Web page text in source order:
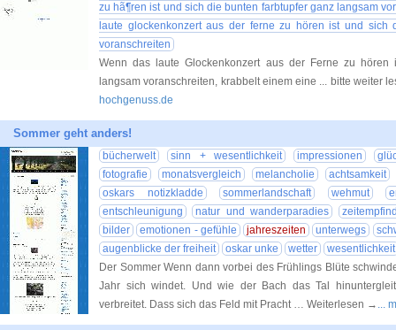
zu hã¶ren ist und sich die bunten farbtupfer ganz langsam
laute glockenkonzert aus der ferne zu hören ist und sich
voranschreiten
Wenn das laute Glockenkonzert aus der Ferne zu
langsam voranschreiten, krabbelt einem eine ... bitte weiter
hochgenuss.de
Sommer geht anders!
bücherwelt sinn + wesentlichkeit impressionen
fotografie
monatsvergleich melancholie
achtsamkeit
oskars notizkladde
sommerlandschaft wehmut
entschleunigung
natur und wanderparadies
bilder
emotionen - gefühle jahreszeiten unterwegs
augenblicke der freiheit
oskar unke wetter
wesentlichkeit
Der Sommer Wenn dann vorbei des Frühlings Blüte
Jahr sich windet. Und wie der Bach das Tal
verbreitet. Dass sich das Feld mit Pracht … Weiterlesen → ...